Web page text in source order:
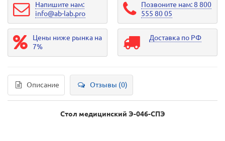
Напишите нам:
info@ab-lab.pro
Позвоните нам: 8 800
555 80 05
Цены ниже рынка на
7%
Доставка по РФ
Описание Отзывы (0)
Стол медицинский Э-046-СПЭ